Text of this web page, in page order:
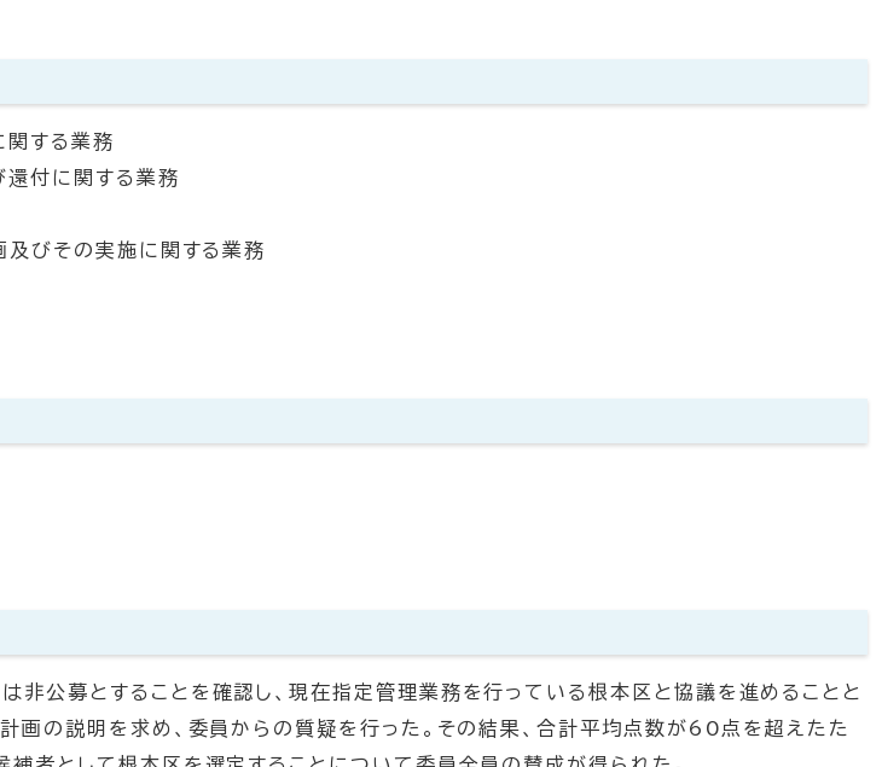
する業務
付に関する業務
びその実施に関する業務
公募とすることを確認し、現在指定管理業務を行っている根本区と協議を進めることと
画の説明を求め、委員からの質疑を行った。その結果、合計平均点数が60点を超えたた